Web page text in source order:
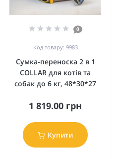
0
Код товару: 9983
Сумка-переноска 2 в 1
COLLAR для котів та
собак до 6 кг, 48*30*27
1 819.00 грн
Купити